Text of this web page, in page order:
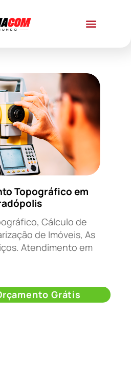
Topográfico em
Cálculo de
de Imóveis, As
Atendimento em
Grátis